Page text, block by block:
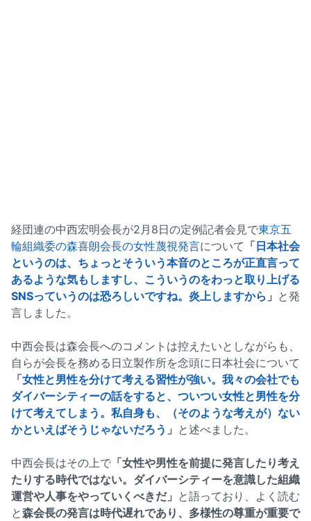
経団連の中西宏明会長が2月8日の定例記者会見で東京五
輪組織委の森喜朗会長の女性蔑視発言について 「 日本社会
というのは、ちょっとそういう本音のところが正直言って
あるような気もしますし、こういうのをわっと取り上げる
SNSっていうのは恐ろしいですね。炎上しますから 」 と発
言しました。
中西会長は森会長へのコメントは控えたいとしながらも、
自らが会長を務める日立製作所を念頭に日本社会について
「女性と男性を分けて考える習性が強い。我々の会社でも
ダイバーシティーの話をすると、ついつい女性と男性を分
けて考えてしまう。私自身も、（そのような考えが）ない
かといえばそうじゃないだろう 」 と述べました。
中西会長はその上で 「女性や男性を前提に発言したり考え
たりする時代ではない。ダイバーシティーを意識した組織
運営や人事をやっていくべきだ」 と語っており、よく読む
と森会長の発言は時代遅れであり、多様性の尊重が重要で